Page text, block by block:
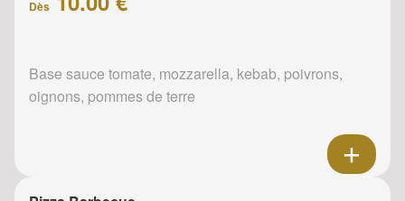
Dès
Base sauce tomate, mozzarella, kebab, poivrons,
oignons, pommes de terre